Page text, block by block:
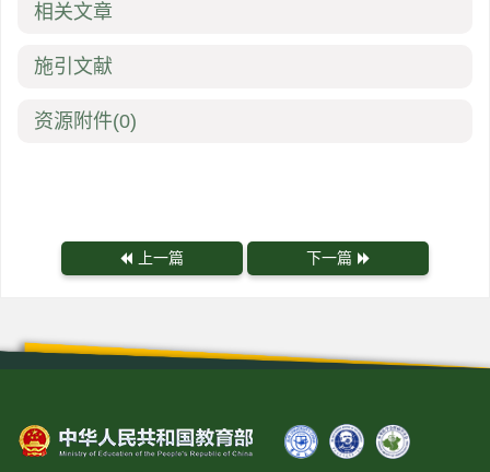
相关文章
施引文献
资源附件(0)
上一篇 下一篇